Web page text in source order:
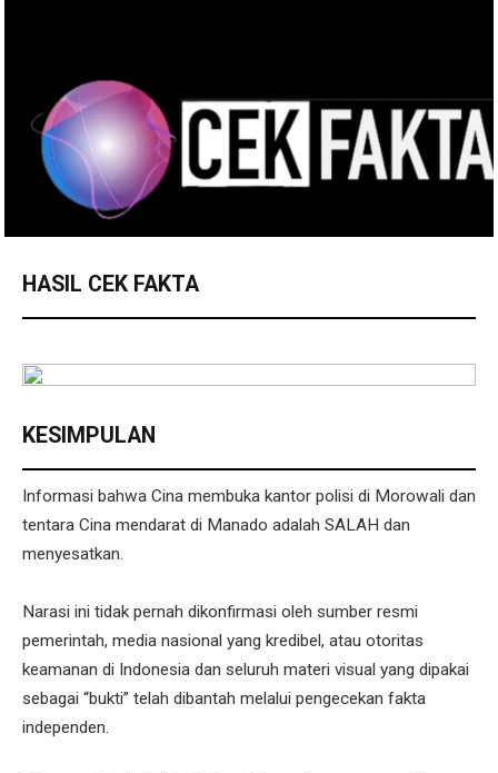
HASIL CEK FAKTA
KESIMPULAN
Informasi bahwa Cina membuka kantor polisi di Morowali dan
tentara Cina mendarat di Manado adalah SALAH dan
menyesatkan.
Narasi ini tidak pernah dikonfirmasi oleh sumber resmi
pemerintah, media nasional yang kredibel, atau otoritas
keamanan di Indonesia dan seluruh materi visual yang dipakai
sebagai “bukti” telah dibantah melalui pengecekan fakta
independen.